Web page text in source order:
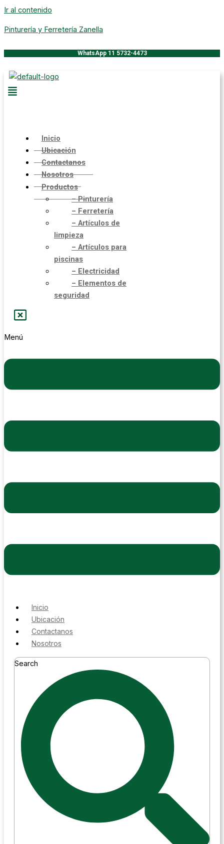
Ir al contenido
Pinturería y Ferretería Zanella
WhatsApp 11 5732-4473
Inicio
Ubicación
Contactanos
Nosotros
Productos
– Pinturería
– Ferretería
– Artículos de
limpieza
– Artículos para
piscinas
– Electricidad
– Elementos de
seguridad
Menú
Inicio
Ubicación
Contactanos
Nosotros
Search